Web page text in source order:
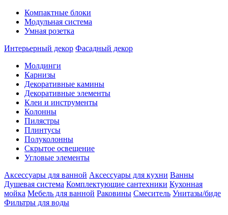
Компактные блоки
Модульная система
Умная розетка
Интерьерный декор Фасадный декор
Молдинги
Карнизы
Декоративные камины
Декоративные элементы
Клеи и инструменты
Колонны
Пилястры
Плинтусы
Полуколонны
Скрытое освещение
Угловые элементы
Аксессуары для ванной Аксессуары для кухни Ванны
Душевая система Комплектующие сантехники Кухонная
мойка Мебель для ванной Раковины Смеситель Унитазы/биде
Фильтры для воды